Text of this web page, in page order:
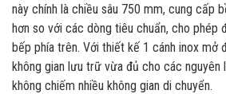
này chính là chiều sâu 750 mm, cung cấp
hơn so với các dòng tiêu chuẩn, cho phép
bếp phía trên. Với thiết kế 1 cánh inox mở
không gian lưu trữ vừa đủ cho các nguyên
không chiếm nhiều không gian di chuyển.